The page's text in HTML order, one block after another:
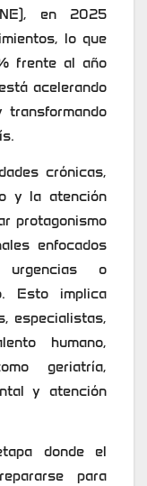
en 2025
lo que
frente al año
acelerando
transformando
crónicas,
y la atención
protagonismo
enfocados
urgencias o
Esto implica
especialistas,
humano,
geriatría,
y atención
donde el
para